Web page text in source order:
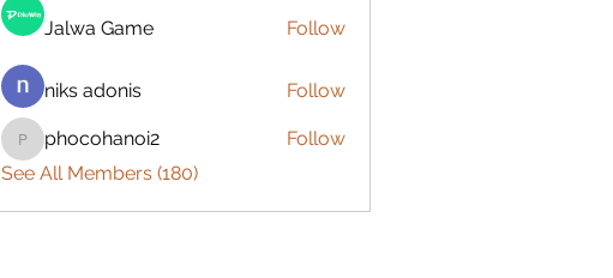
Jalwa Game Follow
niks adonis Follow
phocohanoi2
phocohanoi2
Follow
See All Members (180)